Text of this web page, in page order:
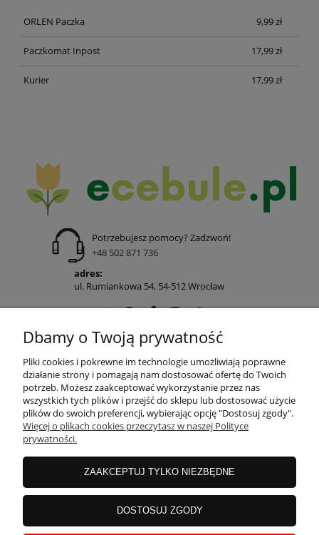
ORLEN Paczka 9,99 zł
Paczkomat Inpost 17,99 zł
Kurier 17,99 zł
Potrzebujesz pomocy? Zadzwoń!
+48 502 871 736
adres:
ul. Rumiankowa 54, 54-512 Wrocław
POMOC
MOJE KONTO
PŁATNOŚCI I DOSTAWA
INFORMACJE
Dbamy o Twoją prywatność
Pliki cookies i pokrewne im technologie umożliwiają poprawne
działanie strony i pomagają nam dostosować ofertę do Twoich
potrzeb. Możesz zaakceptować wykorzystanie przez nas
wszystkich tych plików i przejść do sklepu lub dostosować użycie
plików do swoich preferencji, wybierając opcję "Dostosuj zgody".
Więcej o plikach cookies przeczytasz w naszej Polityce
prywatności.
ZAAKCEPTUJ TYLKO NIEZBĘDNE
DOSTOSUJ ZGODY